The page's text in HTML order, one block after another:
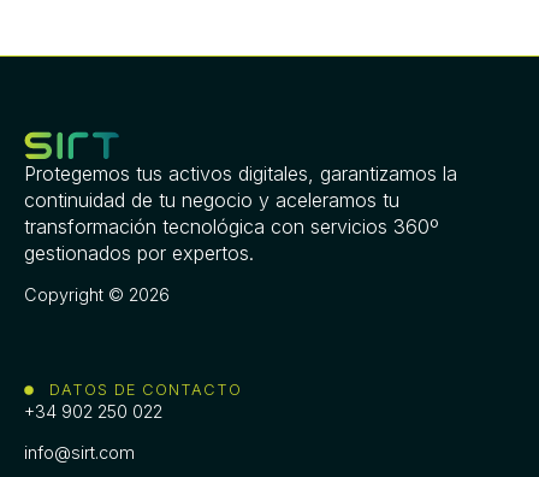
Protegemos tus activos digitales, garantizamos la
continuidad de tu negocio y aceleramos tu
transformación tecnológica con servicios 360º
gestionados por expertos.
Copyright © 2026
DATOS DE CONTACTO
+34 902 250 022
info@sirt.com